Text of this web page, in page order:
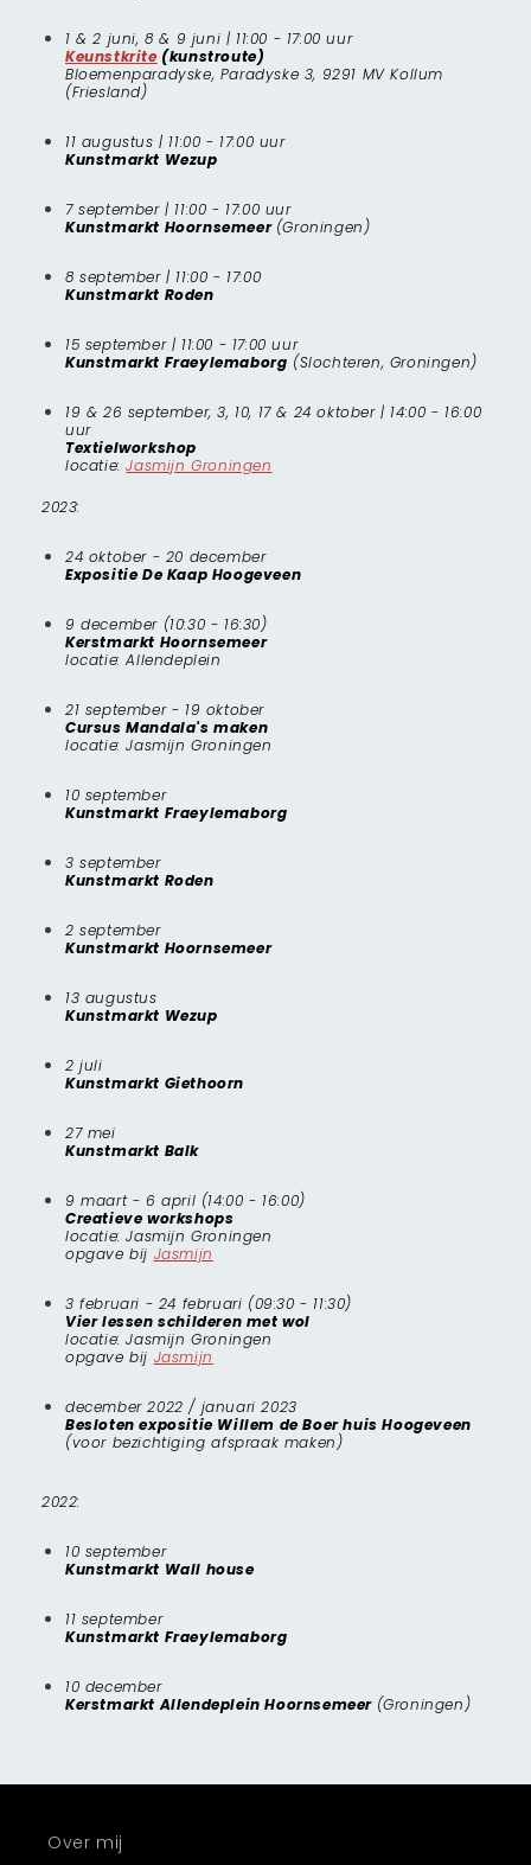
1 & 2 juni, 8 & 9 juni | 11:00 - 17:00 uur
Keunstkrite (kunstroute)
Bloemenparadyske, Paradyske 3, 9291 MV Kollum
(Friesland)
11 augustus | 11:00 - 17:00 uur
Kunstmarkt Wezup
7 september | 11:00 - 17:00 uur
Kunstmarkt Hoornsemeer (Groningen)
8 september | 11:00 - 17:00
Kunstmarkt Roden
15 september | 11:00 - 17:00 uur
Kunstmarkt Fraeylemaborg (Slochteren, Groningen)
19 & 26 september, 3, 10, 17 & 24 oktober | 14:00 - 16:00
uur
Textielworkshop
locatie:Jasmijn Groningen
2023:
24 oktober - 20 december
Expositie De Kaap Hoogeveen
9 december (10:30 - 16:30)
Kerstmarkt Hoornsemeer
locatie: Allendeplein
21 september - 19 oktober
Cursus Mandala's maken
locatie: Jasmijn Groningen
10 september
Kunstmarkt Fraeylemaborg
3 september
Kunstmarkt Roden
2 september
Kunstmarkt Hoornsemeer
13 augustus
Kunstmarkt Wezup
2 juli
Kunstmarkt Giethoorn
27 mei
Kunstmarkt Balk
9 maart - 6 april (14:00 - 16:00)
Creatieve workshops
locatie: Jasmijn Groningen
opgave bij Jasmijn
3 februari - 24 februari (09:30 - 11:30)
Vier lessen schilderen met wol
locatie: Jasmijn Groningen
opgave bij Jasmijn
december 2022 / januari 2023
Besloten expositie Willem de Boer huis Hoogeveen
(voor bezichtiging afspraak maken)
2022:
10 september
Kunstmarkt Wall house
11 september
Kunstmarkt Fraeylemaborg
10 december
Kerstmarkt Allendeplein Hoornsemeer (Groningen)
Over mij